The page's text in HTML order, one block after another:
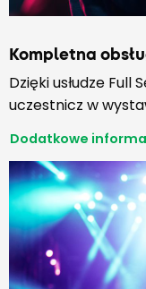
Kompletna
Dzięki usłudze
uczestnicz w
Dodatkowe